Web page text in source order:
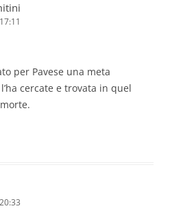
per Pavese una meta
cercate e trovata in quel